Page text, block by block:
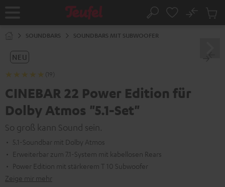
Startseite Suche
No
SOUNDBARS SOUNDBARS MIT SUBWOOFER
NEU
(19)
CINEBAR 22 Power Edition für
Dolby Atmos "5.1-Set"
So groß kann Sound sein.
5.1-Soundbar mit Dolby Atmos
Erweiterbar zum 7.1-System mit kabellosen Rears
Power Edition mit stärkerem T 10 Subwoofer
Zeige mir mehr